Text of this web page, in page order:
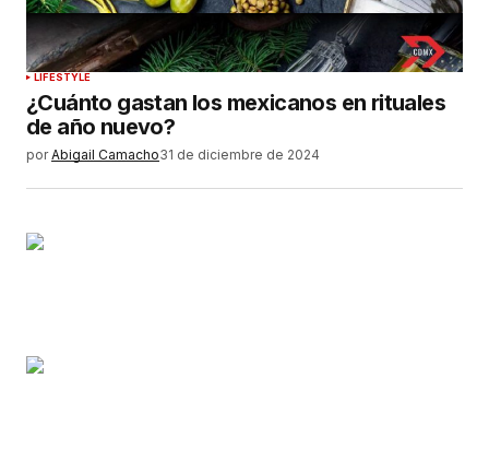
LIFESTYLE
¿Cuánto gastan los mexicanos en rituales
de año nuevo?
por Abigail Camacho31 de diciembre de 2024